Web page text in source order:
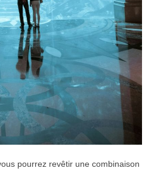
pourrez revêtir une combinaison